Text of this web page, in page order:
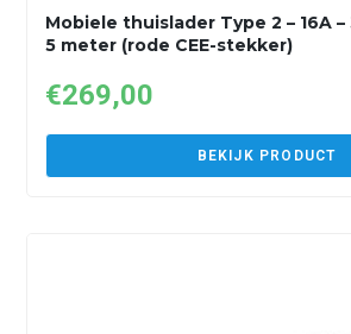
Mobiele thuislader Type 2 – 16A –
5 meter (rode CEE-stekker)
€269,00
BEKIJK PRODUCT